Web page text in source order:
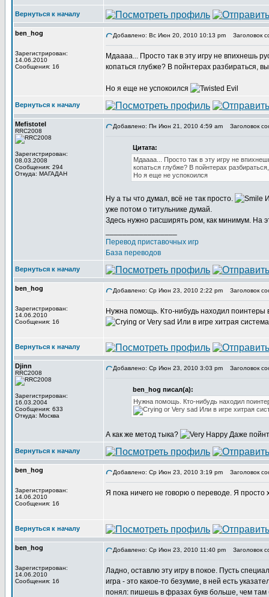
Вернуться к началу
ben_hog
Зарегистрирован:
14.06.2010
Сообщения: 16
Добавлено: Вс Июн 20, 2010 10:13 pm Заголовок
Мдаааа... Просто так в эту игру не впихнешь
копаться глубже? В пойнтерах разбираться,
Но я еще не успокоился
Вернуться к началу
Mefistotel
RRC2008
Зарегистрирован:
08.03.2008
Сообщения: 294
Откуда: МАГАДАН
Добавлено: Пн Июн 21, 2010 4:59 am Заголовок
Цитата:
Мдаааа... Просто так в эту игру не
копаться глубже? В пойнтерах
Но я еще не успокоился
Ну а ты что думал, всё не так просто.
уже потом о титульнике думай.
Здесь нужно расширять ром, как минимум. На
Перевод приставочных игр
База переводов
Вернуться к началу
ben_hog
Зарегистрирован:
14.06.2010
Сообщения: 16
Добавлено: Ср Июн 23, 2010 2:22 pm Заголовок
Нужна помощь. Кто-нибудь находил поинтеры
Или в игре хитрая
Вернуться к началу
Djinn
RRC2008
Зарегистрирован:
16.03.2004
Сообщения: 633
Откуда: Москва
Добавлено: Ср Июн 23, 2010 3:03 pm Заголовок
ben_hog писал(а):
Нужна помощь. Кто-нибудь находил
Или в игре хитрая
А как же метод тыка? Даже
Вернуться к началу
ben_hog
Зарегистрирован:
14.06.2010
Сообщения: 16
Добавлено: Ср Июн 23, 2010 3:19 pm Заголовок
Я пока ничего не говорю о переводе. Я просто
Вернуться к началу
ben_hog
Зарегистрирован:
14.06.2010
Сообщения: 16
Добавлено: Ср Июн 23, 2010 11:40 pm Заголовок
Ладно, оставлю эту игру в покое. Пусть
игра - это какое-то безумие, в ней есть
понял: пишешь в фразах букв больше, чем